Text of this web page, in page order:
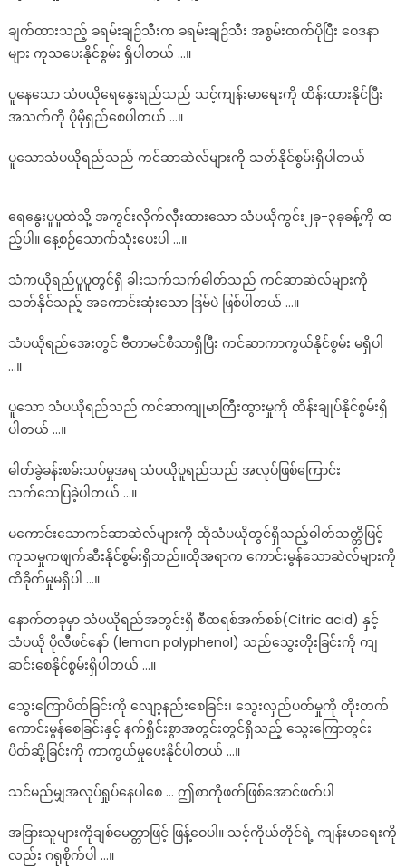
ချက်ထားသည့် ခရမ်းချဉ်သီးက ခရမ်းချဉ်သီး အစွမ်းထက်ပိုပြီး ဝေဒနာ
များ ကုသပေးနိုင်စွမ်း ရှိပါတယ် …။
ပူနေသော သံပယိုရေနွေးရည်သည် သင့်ကျန်းမာရေးကို ထိန်းထားနိုင်ပြီး
အသက်ကို ပိုမိုရှည်စေပါတယ် …။
ပူသောသံပယိုရည်သည် ကင်ဆာဆဲလ်များကို သတ်နိုင်စွမ်းရှိပါတယ်
ရေနွေးပူပူထဲသို့ အကွင်းလိုက်လှီးထားသော သံပယိုကွင်း၂ခု-၃ခုခန့်ကို ထ
ည့်ပါ။ နေ့စဉ်သောက်သုံးပေးပါ …။
သံကယိုရည်ပူပူတွင်ရှိ ခါးသက်သက်ဓါတ်သည် ကင်ဆာဆဲလ်များကို
သတ်နိုင်သည့် အကောင်းဆုံးသော ဒြဗ်ပဲ ဖြစ်ပါတယ် …။
သံပယိုရည်အေးတွင် ဗီတာမင်စီသာရှိပြီး ကင်ဆာကာကွယ်နိုင်စွမ်း မရှိပါ
…။
ပူသော သံပယိုရည်သည် ကင်ဆာကျုမာကြီးထွားမှုကို ထိန်းချုပ်နိုင်စွမ်းရှိ
ပါတယ် …။
ဓါတ်ခွဲခန်းစမ်းသပ်မှုအရ သံပယိုပူရည်သည် အလုပ်ဖြစ်ကြောင်း
သက်သေပြခဲ့ပါတယ် …။
မကောင်းသောကင်ဆာဆဲလ်များကို ထိုသံပယိုတွင်ရှိသည့်ဓါတ်သတ္တိဖြင့်
ကုသမှုကဖျက်ဆီးနိုင်စွမ်းရှိသည်။ထိုအရာက ကောင်းမွန်သောဆဲလ်များကို
ထိခိုက်မှုမရှိပါ …။
နောက်တခုမှာ သံပယိုရည်အတွင်းရှိ စီထရစ်အက်စစ်(Citric acid) နှင့်
သံပယို ပိုလီဖင်နော် (lemon polyphenol) သည်သွေးတိုးခြင်းကို ကျ
ဆင်းစေနိုင်စွမ်းရှိပါတယ် …။
သွေးကြောပိတ်ခြင်းကို လျော့နည်းစေခြင်း၊ သွေးလှည်ပတ်မှုကို တိုးတက်
ကောင်းမွန်စေခြင်းနှင့် နက်ရှိုင်းစွာအတွင်းတွင်ရှိသည့် သွေးကြောတွင်း
ပိတ်ဆို့ခြင်းကို ကာကွယ်မှုပေးနိုင်ပါတယ် …။
သင်မည်မျှအလုပ်ရှုပ်နေပါစေ … ဤစာကိုဖတ်ဖြစ်အောင်ဖတ်ပါ
အခြားသူများကိုချစ်မေတ္တာဖြင့် ဖြန့်ဝေပါ။ သင့်ကိုယ်တိုင်ရဲ့ ကျန်းမာရေးကို
လည်း ဂရုစိုက်ပါ …။